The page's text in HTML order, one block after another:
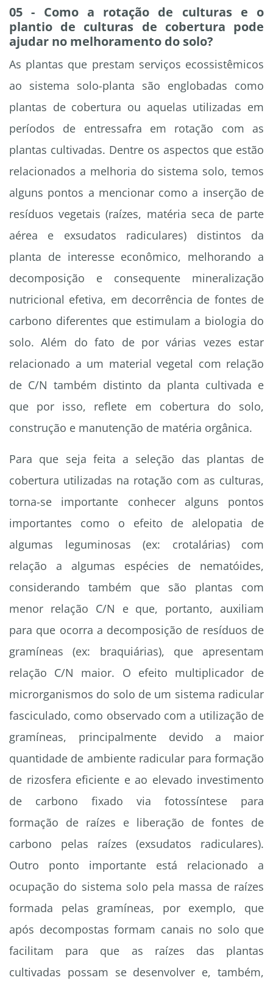
05 - Como a rotação de culturas e o
plantio de culturas de cobertura pode
ajudar no melhoramento do solo?
As plantas que prestam serviços ecossistêmicos
ao sistema solo-planta são englobadas como
plantas de cobertura ou aquelas utilizadas em
períodos de entressafra em rotação com as
plantas cultivadas. Dentre os aspectos que estão
relacionados a melhoria do sistema solo, temos
alguns pontos a mencionar como a inserção de
resíduos vegetais (raízes, matéria seca de parte
aérea e exsudatos radiculares) distintos da
planta de interesse econômico, melhorando a
decomposição e consequente mineralização
nutricional efetiva, em decorrência de fontes de
carbono diferentes que estimulam a biologia do
solo. Além do fato de por várias vezes estar
relacionado a um material vegetal com relação
de C/N também distinto da planta cultivada e
que por isso, reflete em cobertura do solo,
construção e manutenção de matéria orgânica.
Para que seja feita a seleção das plantas de
cobertura utilizadas na rotação com as culturas,
torna-se importante conhecer alguns pontos
importantes como o efeito de alelopatia de
algumas leguminosas (ex: crotalárias) com
relação a algumas espécies de nematóides,
considerando também que são plantas com
menor relação C/N e que, portanto, auxiliam
para que ocorra a decomposição de resíduos de
gramíneas (ex: braquiárias), que apresentam
relação C/N maior. O efeito multiplicador de
microrganismos do solo de um sistema radicular
fasciculado, como observado com a utilização de
gramíneas, principalmente devido a maior
quantidade de ambiente radicular para formação
de rizosfera eficiente e ao elevado investimento
de carbono fixado via fotossíntese para
formação de raízes e liberação de fontes de
carbono pelas raízes (exsudatos radiculares).
Outro ponto importante está relacionado a
ocupação do sistema solo pela massa de raízes
formada pelas gramíneas, por exemplo, que
após decompostas formam canais no solo que
facilitam para que as raízes das plantas
cultivadas possam se desenvolver e, também,